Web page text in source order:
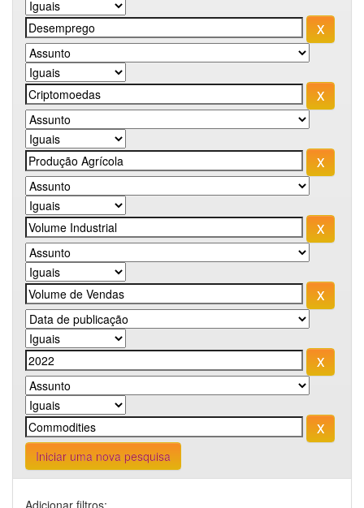
Iniciar uma nova pesquisa
Adicionar filtros: